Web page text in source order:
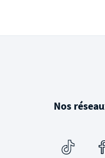
Nos